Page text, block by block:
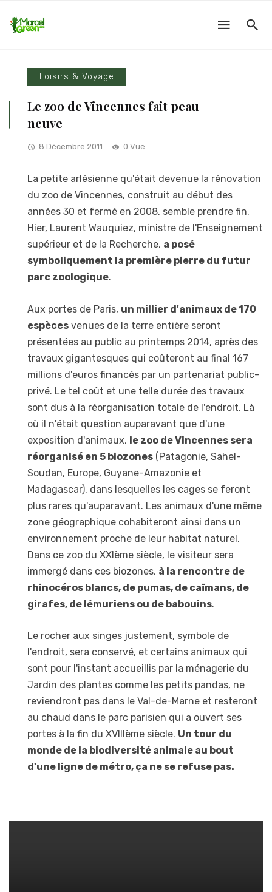
Loisirs & Voyage
Le zoo de Vincennes fait peau
neuve
8 Décembre 2011 0 Vue
La petite arlésienne qu'était devenue la rénovation
du zoo de Vincennes, construit au début des
années 30 et fermé en 2008, semble prendre fin.
Hier, Laurent Wauquiez, ministre de l'Enseignement
supérieur et de la Recherche, a posé
symboliquement la première pierre du futur
parc zoologique.
Aux portes de Paris, un millier d'animaux de 170
espèces venues de la terre entière seront
présentées au public au printemps 2014, après des
travaux gigantesques qui coûteront au final 167
millions d'euros financés par un partenariat public-
privé. Le tel coût et une telle durée des travaux
sont dus à la réorganisation totale de l'endroit. Là
où il n'était question auparavant que d'une
exposition d'animaux, le zoo de Vincennes sera
réorganisé en 5 biozones (Patagonie, Sahel-
Soudan, Europe, Guyane-Amazonie et
Madagascar), dans lesquelles les cages se feront
plus rares qu'auparavant. Les animaux d'une même
zone géographique cohabiteront ainsi dans un
environnement proche de leur habitat naturel.
Dans ce zoo du XXIème siècle, le visiteur sera
immergé dans ces biozones, à la rencontre de
rhinocéros blancs, de pumas, de caïmans, de
girafes, de lémuriens ou de babouins.
Le rocher aux singes justement, symbole de
l'endroit, sera conservé, et certains animaux qui
sont pour l'instant accueillis par la ménagerie du
Jardin des plantes comme les petits pandas, ne
reviendront pas dans le Val-de-Marne et resteront
au chaud dans le parc parisien qui a ouvert ses
portes à la fin du XVIIIème siècle. Un tour du
monde de la biodiversité animale au bout
d'une ligne de métro, ça ne se refuse pas.